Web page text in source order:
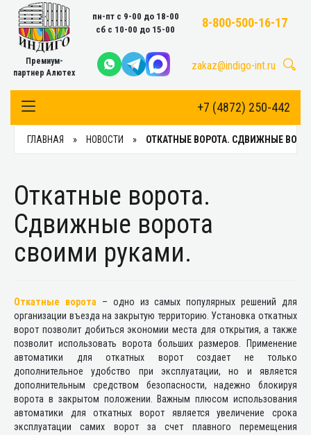
Премиум-
партнер Алютех
пн-пт с 9-00 до 18-00
сб с 10-00 до 15-00
8-800-500-16-17
zakaz@indigo-int.ru
+7 (4872) 250-442
Toggle Navigation
ГЛАВНАЯ НОВОСТИ ОТКАТНЫЕ ВОРОТА. СДВИЖНЫЕ
Откатные ворота.
Сдвижные ворота
своими руками.
Откатные ворота – одно из самых популярных решений для
организации въезда на закрытую территорию. Установка откатных
ворот позволит добиться экономии места для открытия, а также
позволит использовать ворота больших размеров. Применение
автоматики для откатных ворот создает не только
дополнительное удобство при эксплуатации, но и является
дополнительным средством безопасности, надежно блокируя
ворота в закрытом положении. Важным плюсом использования
автоматики для откатных ворот является увеличение срока
эксплуатации самих ворот за счет плавного перемещения